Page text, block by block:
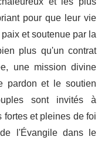
pour que leur vie
et soutenue par la
plus qu'un contrat
une mission divine
et le soutien
sont invités à
et pleines de foi
l'Évangile dans le